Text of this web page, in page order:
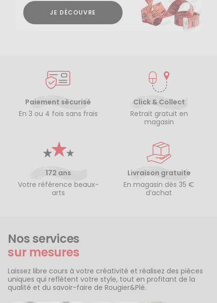
JE DÉCOUVRE
Paiement sécurisé
En 3 ou 4 fois sans frais
Click & Collect
Retrait gratuit en
magasin
172 ans
Votre référence beaux-
arts
Livraison gratuite
En magasin dès 35 €
d’achat
Nos services
sur mesures
Laissez libre cours à votre créativité et réalisez des pièces
uniques qui reflètent votre style, tout en profitant de la
qualité et du savoir-faire de Rougier&Plé.